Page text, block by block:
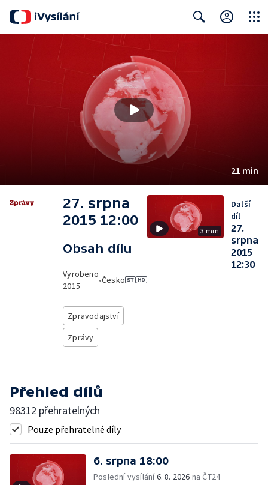
21 min
27. srpna
2015 12:00
Obsah dílu
Vyrobeno
2015
•Česko
Zpravodajství
Zprávy
3 min
Další
díl
27.
srpna
2015
12:30
Přehled dílů
98312 přehratelných
Pouze přehratelné díly
6. srpna 18:00
Poslední vysílání6. 8. 2026 na ČT24